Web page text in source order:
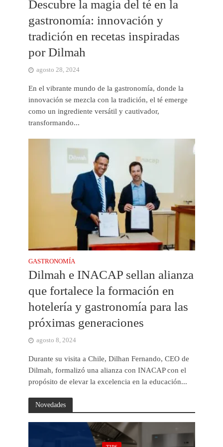
Descubre la magia del té en la
gastronomía: innovación y
tradición en recetas inspiradas
por Dilmah
agosto 28, 2024
En el vibrante mundo de la gastronomía, donde la
innovación se mezcla con la tradición, el té emerge
como un ingrediente versátil y cautivador,
transformando...
GASTRONOMÍA
Dilmah e INACAP sellan alianza
que fortalece la formación en
hotelería y gastronomía para las
próximas generaciones
agosto 8, 2024
Durante su visita a Chile, Dilhan Fernando, CEO de
Dilmah, formalizó una alianza con INACAP con el
propósito de elevar la excelencia en la educación...
Novedades